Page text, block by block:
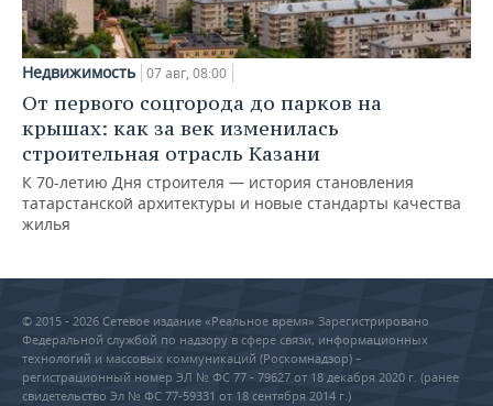
Недвижимость 07 авг, 08:00
От первого соцгорода до парков на
крышах: как за век изменилась
строительная отрасль Казани
К 70-летию Дня строителя — история становления
татарстанской архитектуры и новые стандарты качества
жилья
© 2015 - 2026 Сетевое издание «Реальное время» Зарегистрировано
Федеральной службой по надзору в сфере связи, информационных
технологий и массовых коммуникаций (Роскомнадзор) –
регистрационный номер ЭЛ № ФС 77 - 79627 от 18 декабря 2020 г. (ранее
свидетельство Эл № ФС 77-59331 от 18 сентября 2014 г.)